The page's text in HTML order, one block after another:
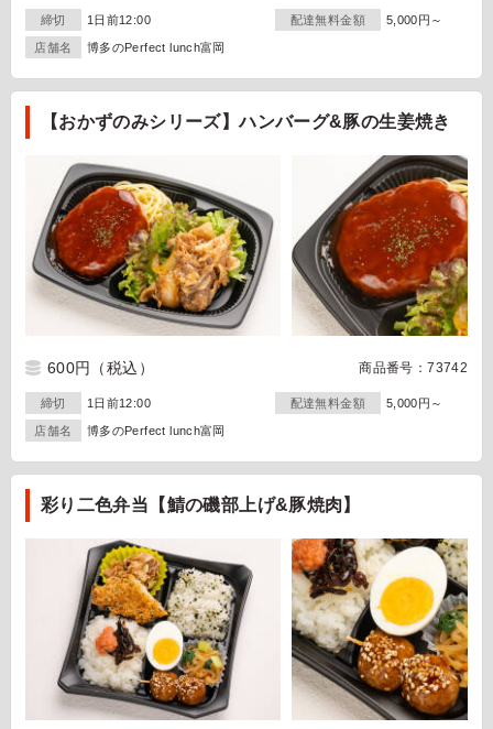
締切 1日前12:00 配達無料金額 5,000円～
店舗名 博多のPerfect lunch富岡
【おかずのみシリーズ】ハンバーグ&豚の生姜焼き
600円 （税込） 商品番号：73742
締切 1日前12:00 配達無料金額 5,000円～
店舗名 博多のPerfect lunch富岡
彩り二色弁当【鯖の磯部上げ&豚焼肉】